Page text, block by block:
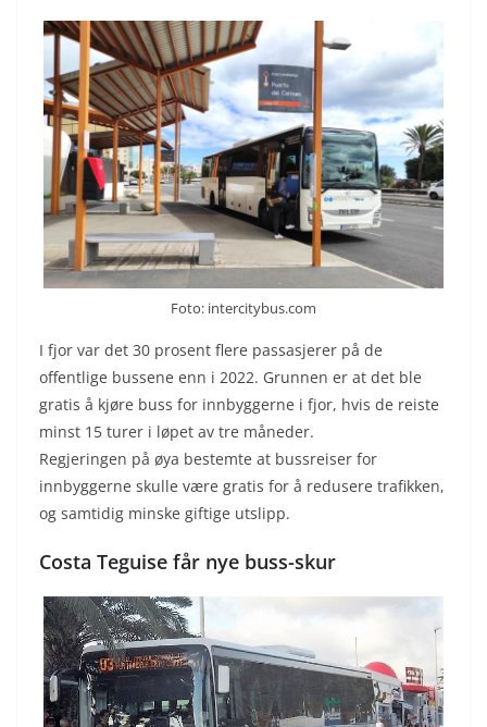
Foto: intercitybus.com
I fjor var det 30 prosent flere passasjerer på de
offentlige bussene enn i 2022. Grunnen er at det ble
gratis å kjøre buss for innbyggerne i fjor, hvis de reiste
minst 15 turer i løpet av tre måneder.
Regjeringen på øya bestemte at bussreiser for
innbyggerne skulle være gratis for å redusere trafikken,
og samtidig minske giftige utslipp.
Costa Teguise får nye buss-skur